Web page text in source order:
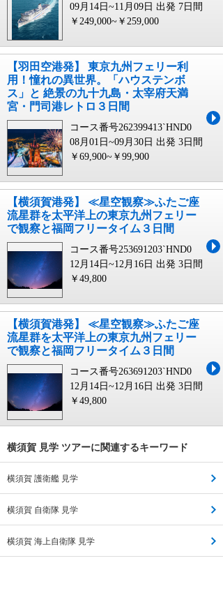
09月14日~11月09日 出発 7日間
￥249,000~￥259,000
【羽田空港発】 東京九州フェリー利
用！憧れの異世界。「ハウステンボ
ス」と 絶景の九十九島・太宰府天満
宮・門司港レトロ３日間
コース番号262399413`HND0
08月01日~09月30日 出発 3日間
￥69,900~￥99,900
【横須賀港発】 ≪星空観察≫ふたご座
流星群を太平洋上の東京九州フェリー
で観察と福岡フリータイム３日間
コース番号253691203`HND0
12月14日~12月16日 出発 3日間
￥49,800
【横須賀港発】 ≪星空観察≫ふたご座
流星群を太平洋上の東京九州フェリー
で観察と福岡フリータイム３日間
コース番号263691203`HND0
12月14日~12月16日 出発 3日間
￥49,800
横須賀 見学 ツアーに関連するキーワード
横須賀 護衛艦 見学
横須賀 自衛隊 見学
横須賀 海上自衛隊 見学